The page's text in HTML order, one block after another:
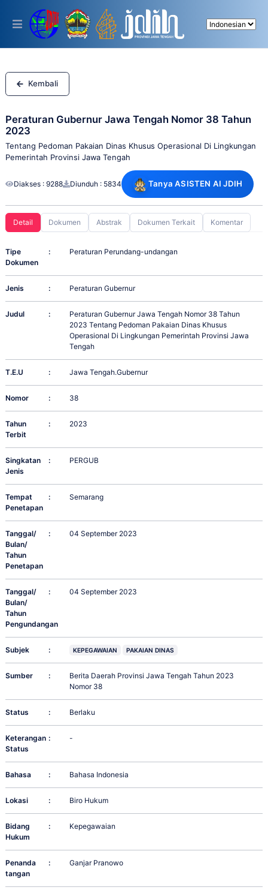
This
includes
accessibility
system.
Kembali
Peraturan Gubernur Jawa Tengah Nomor 38 Tahun
2023
Tentang Pedoman Pakaian Dinas Khusus Operasional Di Lingkungan
Pemerintah Provinsi Jawa Tengah
Diakses : 9288 Diunduh : 5834 Tanya ASISTEN AI JDIH
Detail Dokumen Abstrak Dokumen Terkait Komentar
Tipe
Dokumen
: Peraturan Perundang-undangan
Jenis : Peraturan Gubernur
Judul :
Peraturan Gubernur Jawa Tengah Nomor 38 Tahun
2023 Tentang Pedoman Pakaian Dinas Khusus
Operasional Di Lingkungan Pemerintah Provinsi Jawa
Tengah
T.E.U : Jawa Tengah.Gubernur
Nomor : 38
Tahun
Terbit
: 2023
Singkatan
Jenis
: PERGUB
Tempat
Penetapan
: Semarang
Tanggal/
Bulan/
Tahun
Penetapan
: 04 September 2023
Tanggal/
Bulan/
Tahun
Pengundangan
: 04 September 2023
Subjek : KEPEGAWAIAN PAKAIAN DINAS
Sumber :
Berita Daerah Provinsi Jawa Tengah Tahun 2023
Nomor 38
Status : Berlaku
Keterangan
Status
: -
Bahasa : Bahasa Indonesia
Lokasi : Biro Hukum
Bidang
Hukum
: Kepegawaian
Penanda
tangan
: Ganjar Pranowo